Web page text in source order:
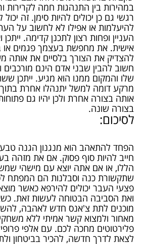
במהירות בין התנהגות חמה לקרירות
רגשי גם כן יכולים להיות סימן. זה
להיעלמות או אפילו לא לחשוב על
העניין ופחות רצון לתכנן קדימה.
אישית. את מחפשת בעצמך פגמים או
להצדיק את הצורך בלסיים את אותה
חשוב להבין שבני אדם הינם מורכבים
שלו והמקום ממנו הוא מגיע. ייתכן
מרקע דומה למשל יתנהלו אחרת בתוך
אותה בצורה אחרת ולכן יהיו גם
בצורה שונה.
לסיכום:
הפחד להתאהב הוא מנגנון הגנה
חייב להיות סוף פסוק. אם את מזהה
הללו, או אם אתה יוצא עם מישהי
שתקשורת כנה וסבלנות הם המפתח
פצעי העבר יכולים להירפא כאשר
ואת הסביבה הבטוחה לעשות זאת.
מוכנים לתת צ'אנס חדש לאהבה,
מאחור ולמצוא קשר אמיתי ללא
פלירטוטים מחכה לכם. עם אלפי
לצאת לדרך חדשה, להכיר בביטחון